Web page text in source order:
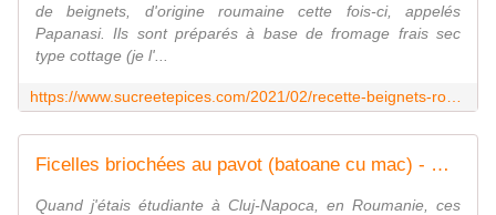
de beignets, d'origine roumaine cette fois-ci, appelés
Papanasi. Ils sont préparés à base de fromage frais sec
type cottage (je l'...
Ficelles briochées au pavot (batoane cu mac) - www.sucreetepices.com
Quand j'étais étudiante à Cluj-Napoca, en Roumanie, ces